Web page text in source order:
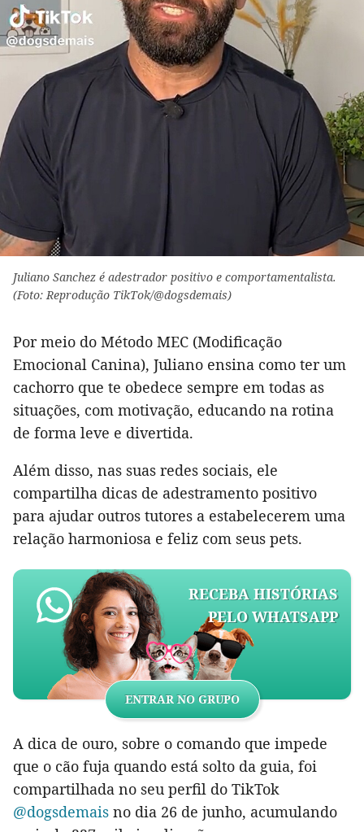
Juliano Sanchez é adestrador positivo e comportamentalista.
(Foto: Reprodução TikTok/@dogsdemais)
Por meio do Método MEC (Modificação
Emocional Canina), Juliano ensina como ter um
cachorro que te obedece sempre em todas as
situações, com motivação, educando na rotina
de forma leve e divertida.
Além disso, nas suas redes sociais, ele
compartilha dicas de adestramento positivo
para ajudar outros tutores a estabelecerem uma
relação harmoniosa e feliz com seus pets.
RECEBA HISTÓRIAS
PELO WHATSAPP
ENTRAR NO GRUPO
A dica de ouro, sobre o comando que impede
que o cão fuja quando está solto da guia, foi
compartilhada no seu perfil do TikTok
@dogsdemais no dia 26 de junho, acumulando